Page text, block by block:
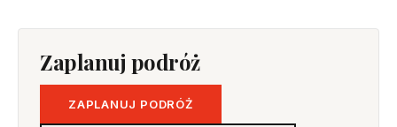
Zaplanuj podróż
ZAPLANUJ PODRÓŻ